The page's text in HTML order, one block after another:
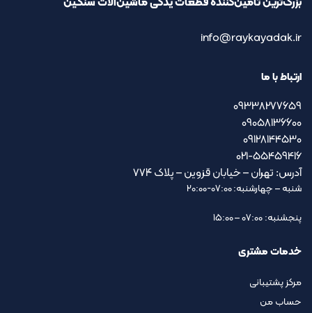
info@raykayadak.ir
ارتباط با ما
09338277659
09058136600
09128144530
021-55459416
آدرس: تهران – خیابان قزوین – پلاک ۷۷۴
شنبه – چهارشنبه: 07:00-20:00
پنجشنبه: 07:00 – 15:00
خدمات مشتری
مرکز پشتیبانی
حساب من